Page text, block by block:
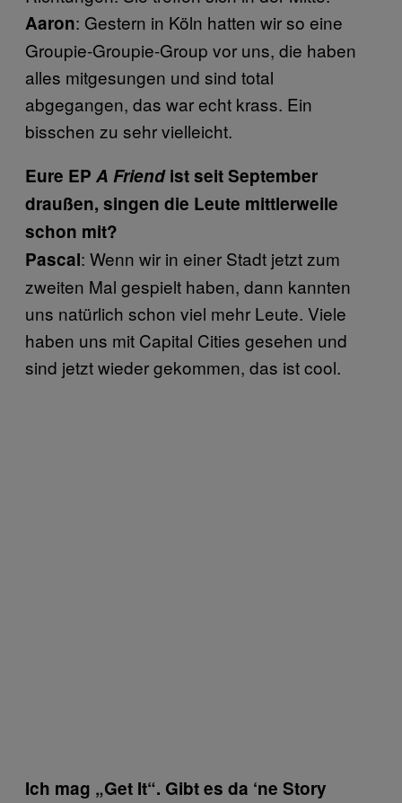
Aaron: Gestern in Köln hatten wir so eine
Groupie-Groupie-Group vor uns, die haben
alles mitgesungen und sind total
abgegangen, das war echt krass. Ein
bisschen zu sehr vielleicht.
Eure EP A Friendist seit September
draußen, singen die Leute mittlerweile
schon mit?
Pascal: Wenn wir in einer Stadt jetzt zum
zweiten Mal gespielt haben, dann kannten
uns natürlich schon viel mehr Leute. Viele
haben uns mit Capital Cities gesehen und
sind jetzt wieder gekommen, das ist cool.
Ich mag „Get It“. Gibt es da ‘ne Story